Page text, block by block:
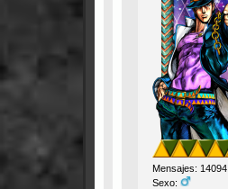
Mensajes: 14094
Sexo: